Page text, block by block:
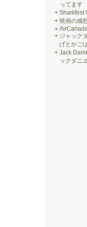
ってます
Sharkfest
映画の感
ジャック
げとかご
Jack
ックダニ